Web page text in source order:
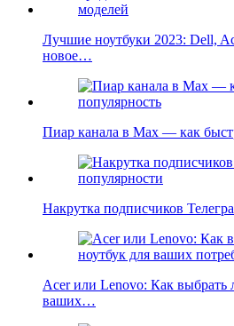
Лучшие ноутбуки 2023: Dell,
новое…
Пиар канала в Max — как
Накрутка подписчиков
Acer или Lenovo: Как выбрать
ваших…